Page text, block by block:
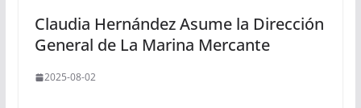
Claudia Hernández Asume la Dirección
General de La Marina Mercante
2025-08-02